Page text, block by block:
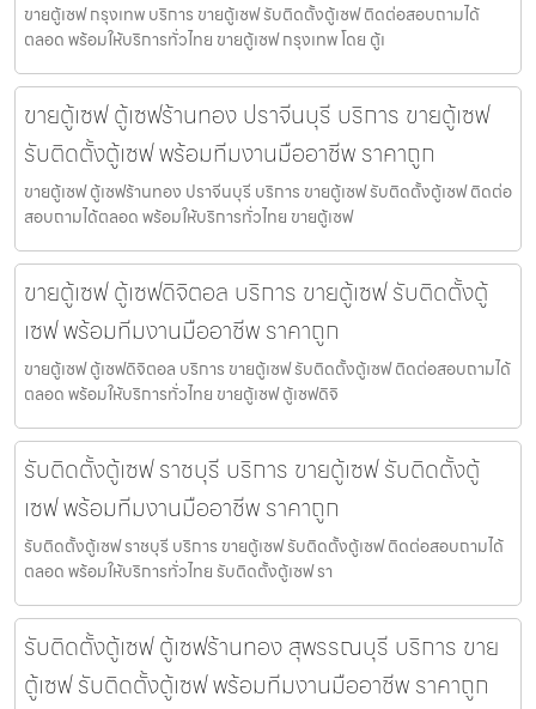
ขายตู้เซฟ กรุงเทพ บริการ ขายตู้เซฟ รับติดตั้งตู้เซฟ ติดต่อสอบถามได้
ตลอด พร้อมให้บริการทั่วไทย ขายตู้เซฟ กรุงเทพ โดย ตู้เ
ขายตู้เซฟ ตู้เซฟร้านทอง ปราจีนบุรี บริการ ขายตู้เซฟ
รับติดตั้งตู้เซฟ พร้อมทีมงานมืออาชีพ ราคาถูก
ขายตู้เซฟ ตู้เซฟร้านทอง ปราจีนบุรี บริการ ขายตู้เซฟ รับติดตั้งตู้เซฟ ติดต่อ
สอบถามได้ตลอด พร้อมให้บริการทั่วไทย ขายตู้เซฟ
ขายตู้เซฟ ตู้เซฟดิจิตอล บริการ ขายตู้เซฟ รับติดตั้งตู้
เซฟ พร้อมทีมงานมืออาชีพ ราคาถูก
ขายตู้เซฟ ตู้เซฟดิจิตอล บริการ ขายตู้เซฟ รับติดตั้งตู้เซฟ ติดต่อสอบถามได้
ตลอด พร้อมให้บริการทั่วไทย ขายตู้เซฟ ตู้เซฟดิจิ
รับติดตั้งตู้เซฟ ราชบุรี บริการ ขายตู้เซฟ รับติดตั้งตู้
เซฟ พร้อมทีมงานมืออาชีพ ราคาถูก
รับติดตั้งตู้เซฟ ราชบุรี บริการ ขายตู้เซฟ รับติดตั้งตู้เซฟ ติดต่อสอบถามได้
ตลอด พร้อมให้บริการทั่วไทย รับติดตั้งตู้เซฟ รา
รับติดตั้งตู้เซฟ ตู้เซฟร้านทอง สุพรรณบุรี บริการ ขาย
ตู้เซฟ รับติดตั้งตู้เซฟ พร้อมทีมงานมืออาชีพ ราคาถูก